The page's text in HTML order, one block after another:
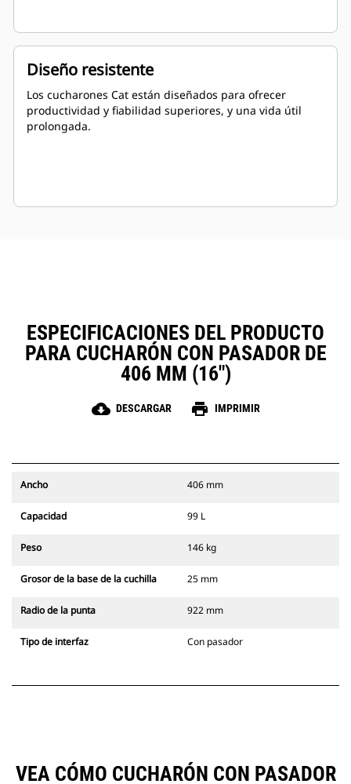
Diseño resistente
Los cucharones Cat están diseñados para ofrecer
productividad y fiabilidad superiores, y una vida útil
prolongada.
ESPECIFICACIONES DEL PRODUCTO
PARA CUCHARÓN CON PASADOR DE
406 MM (16")
cloud_download DESCARGAR print IMPRIMIR
Ancho 406 mm
Capacidad 99 L
Peso 146 kg
Grosor de la base de la cuchilla 25 mm
Radio de la punta 922 mm
Tipo de interfaz Con pasador
VEA CÓMO CUCHARÓN CON PASADOR